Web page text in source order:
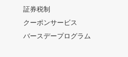
証券税制
クーポンサービス
バースデープログラム